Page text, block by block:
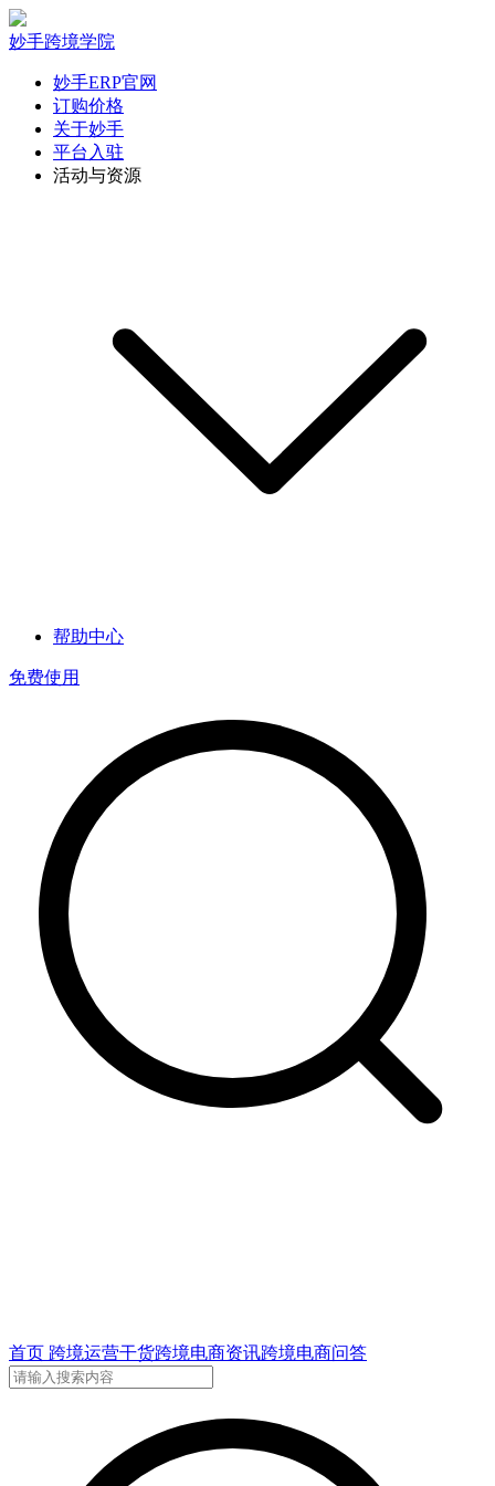
妙手跨境学院
妙手ERP官网
订购价格
关于妙手
平台入驻
活动与资源
帮助中心
免费使用
首页 跨境运营干货跨境电商资讯跨境电商问答